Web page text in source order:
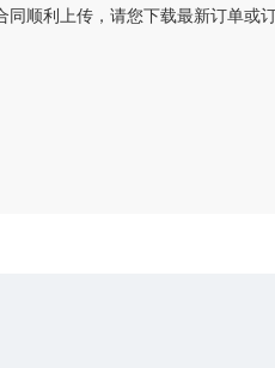
同顺利上传，请您下载最新订单或